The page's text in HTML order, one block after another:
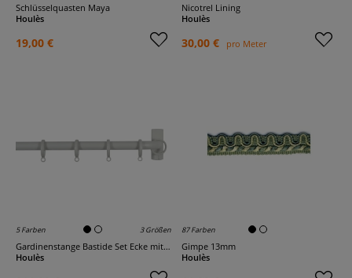
Schlüsselquasten Maya
Houlès
19,00 €
Nicotrel Lining
Houlès
30,00 € pro Meter
5 Farben 3 Größen
Gardinenstange Bastide Set Ecke mit Halteringen
Houlès
87 Farben
Gimpe 13mm
Houlès